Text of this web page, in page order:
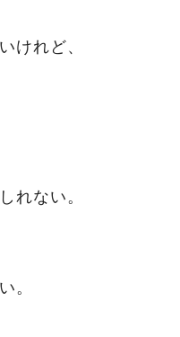
けれど、
れない。
。